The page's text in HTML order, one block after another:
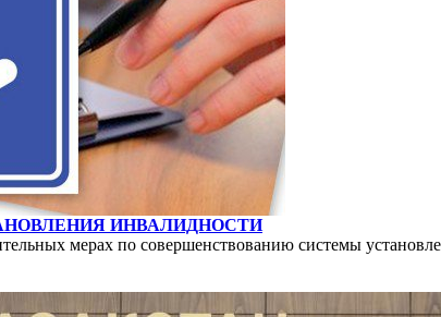
ИНВАЛИДНОСТИ
мерах по совершенствованию системы